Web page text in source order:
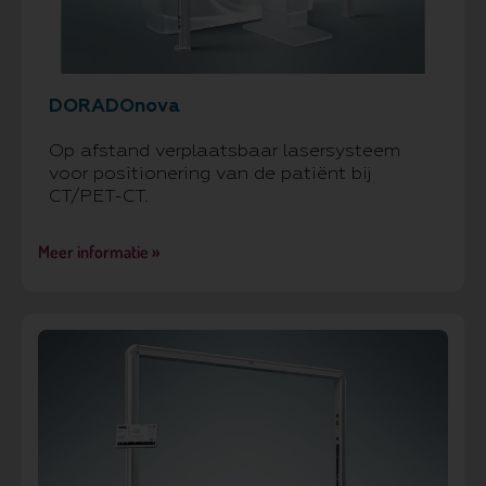
DORADOnova
Op afstand verplaatsbaar lasersysteem
voor positionering van de patiënt bij
CT/PET-CT.
Meer informatie »